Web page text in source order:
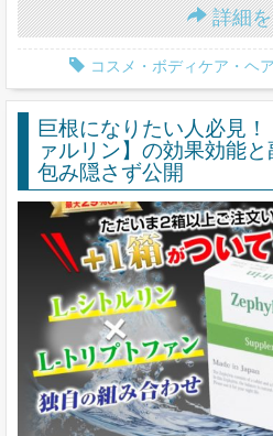
詳細
コスメ・ボディケア・ヘ
巨根になりたい人必見
ァルリン】の効果効能
包み隠さず公開